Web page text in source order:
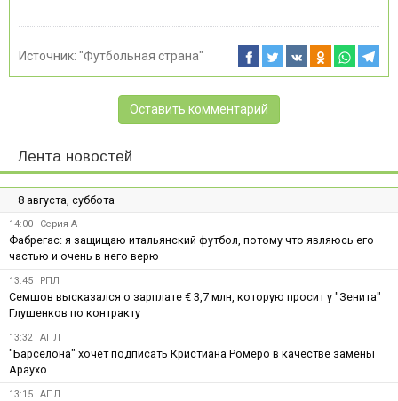
Источник: "Футбольная страна"
Оставить комментарий
Лента новостей
8 августа, суббота
14:00 Серия А
Фабрегас: я защищаю итальянский футбол, потому что являюсь его
частью и очень в него верю
13:45 РПЛ
Семшов высказался о зарплате € 3,7 млн, которую просит у "Зенита"
Глушенков по контракту
13:32 АПЛ
"Барселона" хочет подписать Кристиана Ромеро в качестве замены
Араухо
13:15 АПЛ